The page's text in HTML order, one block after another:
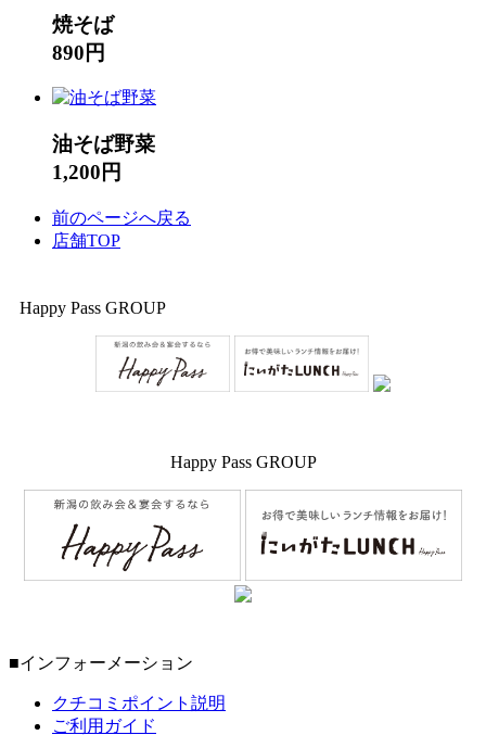
焼そば
890円
油そば野菜
1,200円
前のページへ戻る
店舗TOP
Happy Pass GROUP
Happy Pass GROUP
■インフォーメーション
クチコミポイント説明
ご利用ガイド